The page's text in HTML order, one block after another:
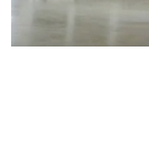
MiR（ミ